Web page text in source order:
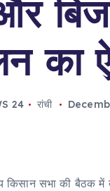
का
24 रांची
किसान सभा की बैठक